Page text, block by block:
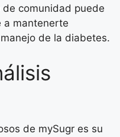
comunidad puede
a mantenerte
de la diabetes.
de mySugr es su